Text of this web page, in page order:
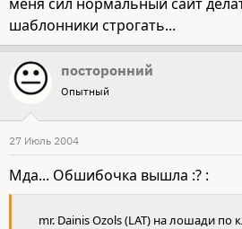
шаблонники строгать...
посторонний
Опытный
27 Июль 2004
Мда... Обшибочка вышла :? :
mr. Dainis Ozols (LAT) на лошади по